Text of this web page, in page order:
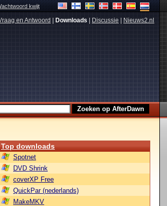
kwijt
en Antwoord Downloads Discussie Nieuws2.nl
Top downloads
Spotnet
DVD Shrink
coverXP Free
QuickPar (nederlands)
MakeMKV